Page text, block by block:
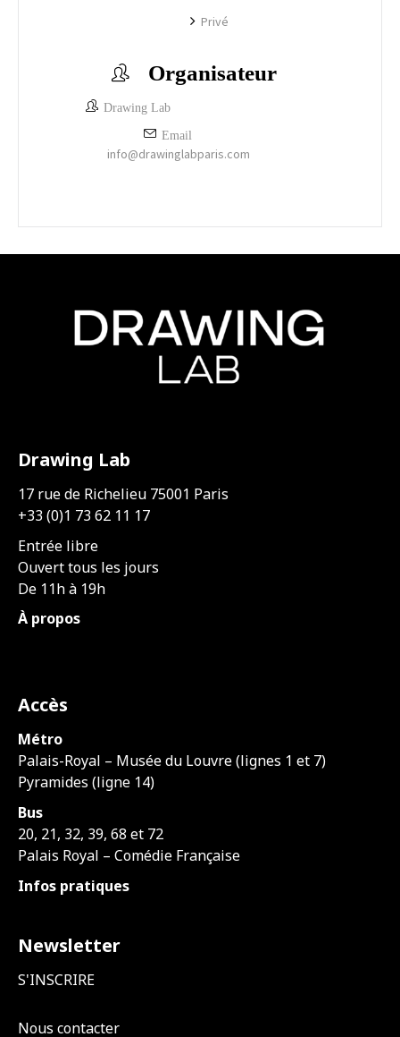
Privé
Organisateur
Drawing Lab
Email
info@drawinglabparis.com
Drawing Lab
17 rue de Richelieu 75001 Paris
+33 (0)1 73 62 11 17
Entrée libre
Ouvert tous les jours
De 11h à 19h
À propos
Accès
Métro
Palais-Royal – Musée du Louvre (lignes 1 et 7)
Pyramides (ligne 14)
Bus
20, 21, 32, 39, 68 et 72
Palais Royal – Comédie Française
Infos pratiques
Newsletter
S'INSCRIRE
Nous contacter